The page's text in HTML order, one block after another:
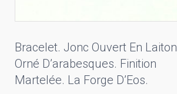
Bracelet. Jonc Ouvert En Laiton
Orné D’arabesques. Finition
Martelée. La Forge D’Eos.